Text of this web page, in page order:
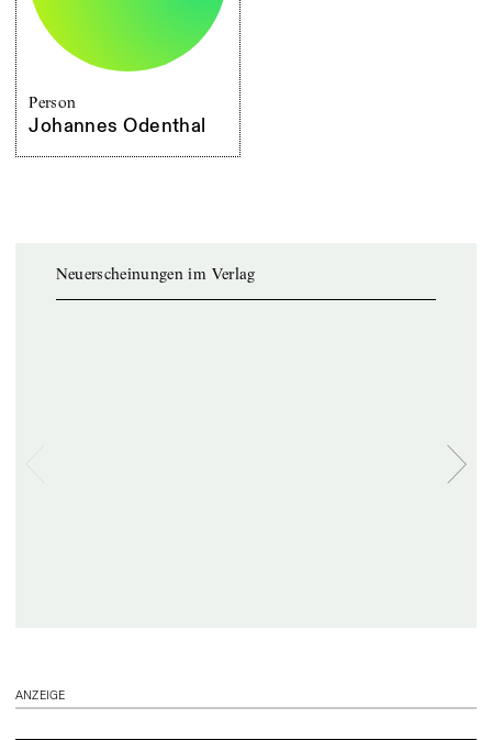
Person
Johannes Odenthal
Neuerscheinungen im Verlag
ANZEIGE